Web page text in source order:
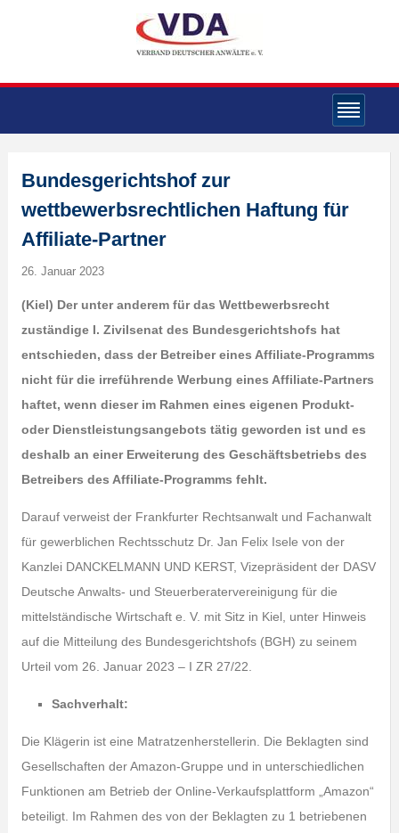
Bundesgerichtshof zur
wettbewerbsrechtlichen Haftung für
Affiliate-Partner
26. Januar 2023
(Kiel) Der unter anderem für das Wettbewerbsrecht
zuständige I. Zivilsenat des Bundesgerichtshofs hat
entschieden, dass der Betreiber eines Affiliate-Programms
nicht für die irreführende Werbung eines Affiliate-Partners
haftet, wenn dieser im Rahmen eines eigenen Produkt-
oder Dienstleistungsangebots tätig geworden ist und es
deshalb an einer Erweiterung des Geschäftsbetriebs des
Betreibers des Affiliate-Programms fehlt.
Darauf verweist der Frankfurter Rechtsanwalt und Fachanwalt
für gewerblichen Rechtsschutz Dr. Jan Felix Isele von der
Kanzlei DANCKELMANN UND KERST, Vizepräsident der DASV
Deutsche Anwalts- und Steuerberatervereinigung für die
mittelständische Wirtschaft e. V. mit Sitz in Kiel, unter Hinweis
auf die Mitteilung des Bundesgerichtshofs (BGH) zu seinem
Urteil vom 26. Januar 2023 – I ZR 27/22.
Sachverhalt:
Die Klägerin ist eine Matratzenherstellerin. Die Beklagten sind
Gesellschaften der Amazon-Gruppe und in unterschiedlichen
Funktionen am Betrieb der Online-Verkaufsplattform „Amazon“
beteiligt. Im Rahmen des von der Beklagten zu 1 betriebenen